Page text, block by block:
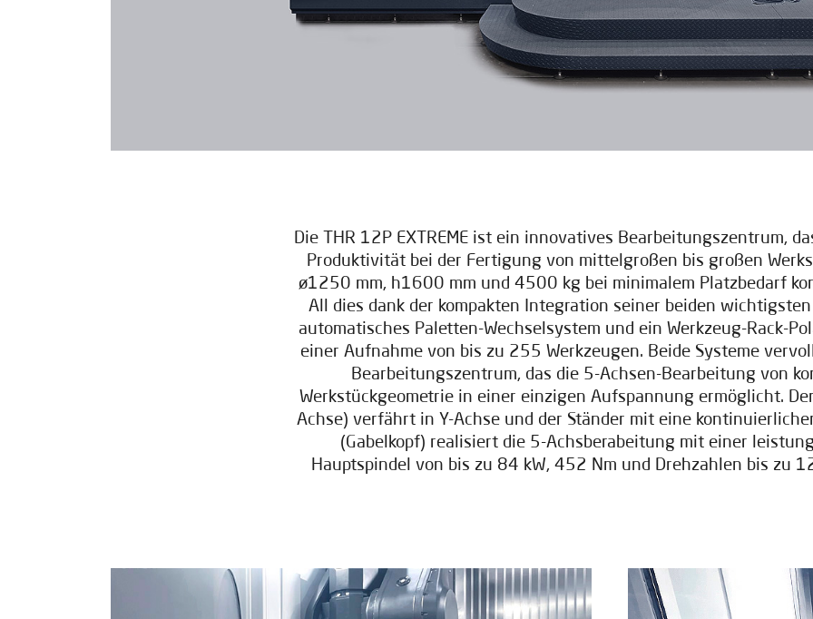
Die THR 12P EXTREME ist ein innovatives Bearbeitungszentrum,
Produktivität bei der Fertigung von mittelgroßen bis großen
ø1250 mm, h1600 mm und 4500 kg bei minimalem Platzbedarf
All dies dank der kompakten Integration seiner beiden wichtigsten
automatisches Paletten-Wechselsystem und ein Werkzeug-Rack-
einer Aufnahme von bis zu 255 Werkzeugen. Beide Systeme
Bearbeitungszentrum, das die 5-Achsen-Bearbeitung von
Werkstückgeometrie in einer einzigen Aufspannung ermöglicht.
Achse) verfährt in Y-Achse und der Ständer mit eine
(Gabelkopf) realisiert die 5-Achsberabeitung mit einer
Hauptspindel von bis zu 84 kW, 452 Nm und Drehzahlen bis zu
MÖCHTEN SIE MEHR ÜBER